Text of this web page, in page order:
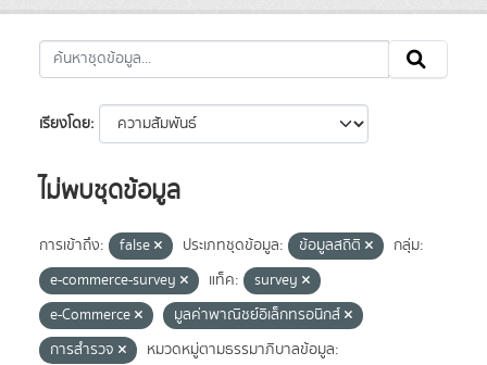
เรียงโดย
ไม่พบชุดข้อมูล
การเข้าถึง: false ประเภทชุดข้อมูล: ข้อมูลสถิติ
กลุ่ม:
e-commerce-survey
แท็ค:
survey
e-Commerce
มูลค่าพาณิชย์อิเล็กทรอนิกส์
การสำรวจ
หมวดหมู่ตามธรรมาภิบาลข้อมูล: